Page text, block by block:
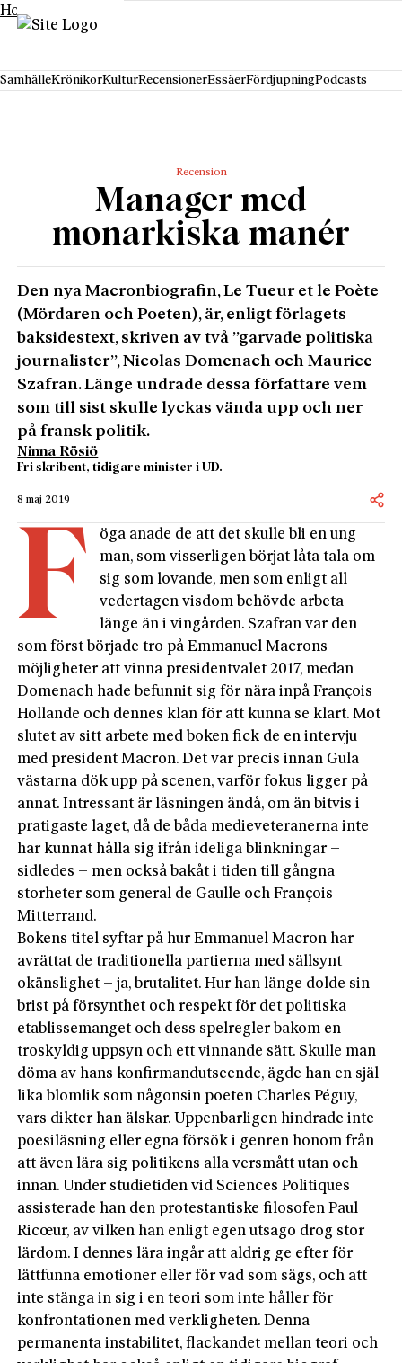
Hoppa till innehåll
SamhälleKrönikorKulturRecensionerEssäerFördjupningPodcasts
Recension
Manager med
monarkiska manér
Den nya Macronbiografin, Le Tueur et le Poète
(Mördaren och Poeten), är, enligt förlagets
baksidestext, skriven av två ”garvade politiska
journalister”, Nicolas Domenach och Maurice
Szafran. Länge undrade dessa författare vem
som till sist skulle lyckas vända upp och ner
på fransk politik.
Ninna Rösiö
Fri skribent, tidigare minister i UD.
8 maj 2019
F
öga anade de att det skulle bli en ung
man, som visserligen börjat låta tala om
sig som lovande, men som enligt all
vedertagen visdom behövde arbeta
länge än i vingården. Szafran var den
som först började tro på Emmanuel Macrons
möjligheter att vinna presidentvalet 2017, medan
Domenach hade befunnit sig för nära inpå François
Hollande och dennes klan för att kunna se klart. Mot
slutet av sitt arbete med boken fick de en intervju
med president Macron. Det var precis innan Gula
västarna dök upp på scenen, varför fokus ligger på
annat. Intressant är läsningen ändå, om än bitvis i
pratigaste laget, då de båda medieveteranerna inte
har kunnat hålla sig ifrån ideliga blinkningar –
sidledes – men också bakåt i tiden till gångna
storheter som general de Gaulle och François
Mitterrand.
Bokens titel syftar på hur Emmanuel Macron har
avrättat de traditionella partierna med sällsynt
okänslighet – ja, brutalitet. Hur han länge dolde sin
brist på försynthet och respekt för det politiska
etablissemanget och dess spelregler bakom en
troskyldig uppsyn och ett vinnande sätt. Skulle man
döma av hans konfirmandutseende, ägde han en själ
lika blomlik som någonsin poeten Charles Péguy,
vars dikter han älskar. Uppenbarligen hindrade inte
poesiläsning eller egna försök i genren honom från
att även lära sig politikens alla versmått utan och
innan. Under studietiden vid Sciences Politiques
assisterade han den protestantiske filosofen Paul
Ricœur, av vilken han enligt egen utsago drog stor
lärdom. I dennes lära ingår att aldrig ge efter för
lättfunna emotioner eller för vad som sägs, och att
inte stänga in sig i en teori som inte håller för
konfrontationen med verkligheten. Denna
permanenta instabilitet, flackandet mellan teori och